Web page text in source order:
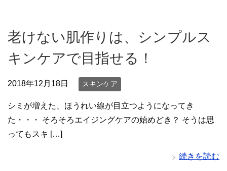
老けない肌作りは、シンプルス
キンケアで目指せる！
2018年12月18日 スキンケア
シミが増えた、ほうれい線が目立つようになってき
た・・・ そろそろエイジングケアの始めどき？ そうは思
ってもスキ […]
続きを読む